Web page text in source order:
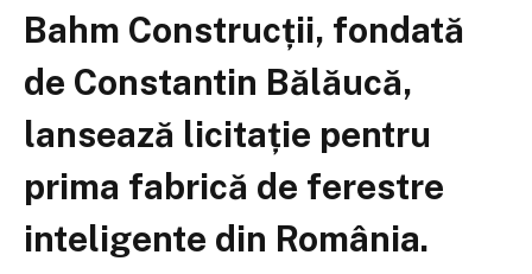
Bahm Construcții, fondată
de Constantin Bălăucă,
lansează licitație pentru
prima fabrică de ferestre
inteligente din România.